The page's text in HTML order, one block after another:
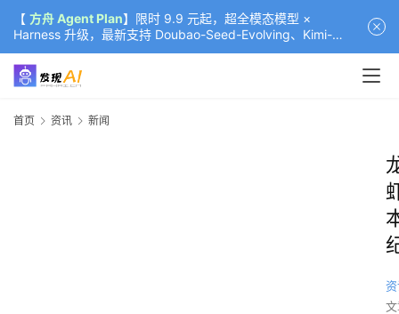
【 方舟 Agent Plan】限时 9.9 元起，超全模态模型 ×
Harness 升级，最新支持 Doubao-Seed-Evolving、Kimi-
K3（部分）、GLM-5.2
首页 资讯 新闻